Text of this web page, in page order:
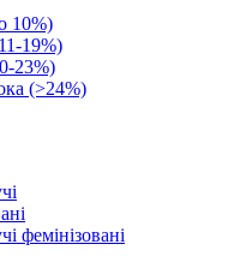
10%)
19%)
23%)
(>24%)
фемінізовані